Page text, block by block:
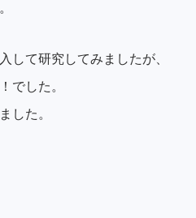
して研究してみましたが、
でした。
した。